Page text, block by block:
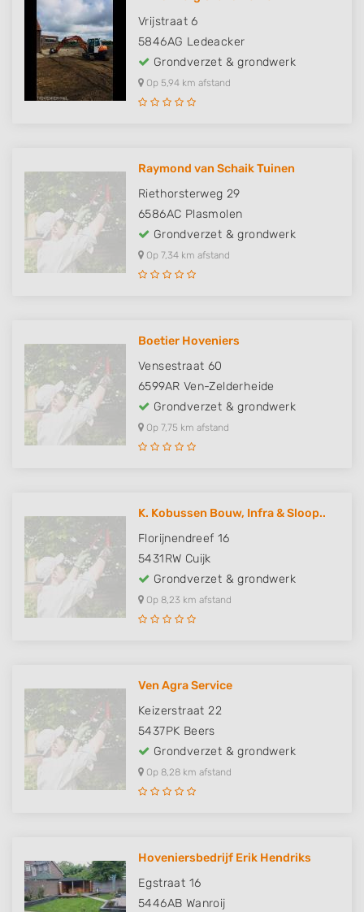
Vrijstraat 6
5846AG Ledeacker
Grondverzet & grondwerk
Op 5,94 km afstand
Raymond van Schaik Tuinen
Riethorsterweg 29
6586AC Plasmolen
Grondverzet & grondwerk
Op 7,34 km afstand
Boetier Hoveniers
Vensestraat 60
6599AR Ven-Zelderheide
Grondverzet & grondwerk
Op 7,75 km afstand
K. Kobussen Bouw, Infra & Sloop..
Florijnendreef 16
5431RW Cuijk
Grondverzet & grondwerk
Op 8,23 km afstand
Ven Agra Service
Keizerstraat 22
5437PK Beers
Grondverzet & grondwerk
Op 8,28 km afstand
Hoveniersbedrijf Erik Hendriks
Egstraat 16
5446AB Wanroij